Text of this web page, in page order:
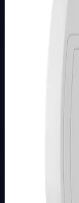
Metalka
Prezentacijski
Kratak
Broj artikla: